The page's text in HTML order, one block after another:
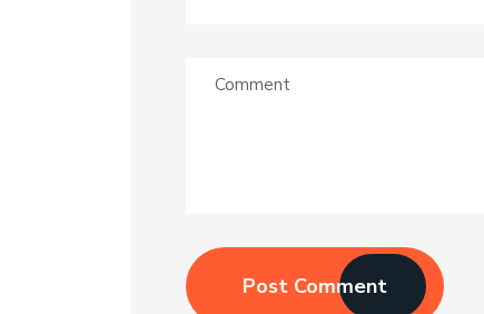
Post Comment